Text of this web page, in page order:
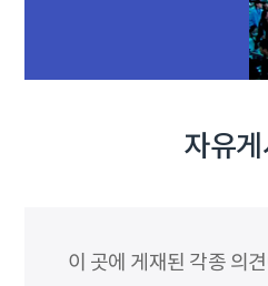
자유
이 곳에 게재된 각종 의